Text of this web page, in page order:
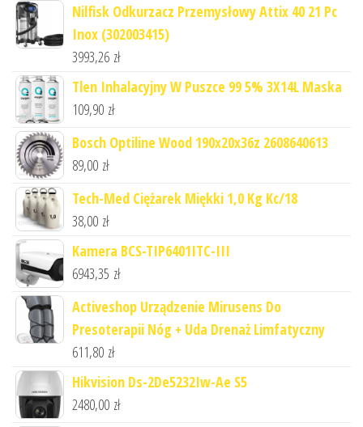
Nilfisk Odkurzacz Przemysłowy Attix 40 21 Pc
Inox (302003415)
3993,26 zł
Tlen Inhalacyjny W Puszce 99 5% 3X14L Maska
109,90 zł
Bosch Optiline Wood 190x20x36z 2608640613
89,00 zł
Tech-Med Ciężarek Miękki 1,0 Kg Kc/18
38,00 zł
Kamera BCS-TIP6401ITC-III
6943,35 zł
Activeshop Urządzenie Mirusens Do
Presoterapii Nóg + Uda Drenaż Limfatyczny
611,80 zł
Hikvision Ds-2De5232Iw-Ae S5
2480,00 zł